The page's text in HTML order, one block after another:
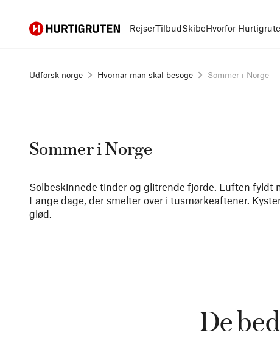
Hurtigruten RejserTilbudSkibeHvorfor
Udforsk norge Hvornar man skal besoge Sommer i Norge
Sommer i Norge
Solbeskinnede tinder og glitrende fjorde. Luften fyldt
Lange dage, der smelter over i tusmørkeaftener.
glød.
De